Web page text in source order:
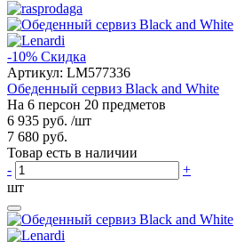
-10% Скидка
Артикул: LM577336
Обеденный сервиз Black and White
На 6 персон 20 предметов
6 935 руб. /шт
7 680 руб.
Товар есть в наличии
-
+
шт